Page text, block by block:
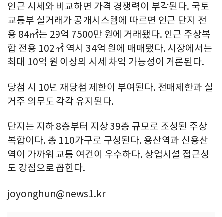
인근 시세와 비교하면 가격 경쟁력이 부각된다. 국토
교통부 실거래가 공개시스템에 따르면 인근 단지 전
용 84㎡는 29억 7500만 원에 거래됐다. 인근 주상복
합 전용 102㎡ 역시 34억 원에 매매됐다. 시장에서는
최대 10억 원 이상의 시세 차익 가능성이 거론된다.
당첨 시 10년 재당첨 제한이 부여된다. 전매제한과 실
거주 의무도 각각 유지된다.
단지는 지하 8층부터 지상 39층 규모로 조성된 주상
복합이다. 총 110가구로 구성된다. 용산역과 신용산
역이 가까워 교통 여건이 우수하다. 상업시설 접근성
도 강점으로 꼽힌다.
joyonghun@news1.kr